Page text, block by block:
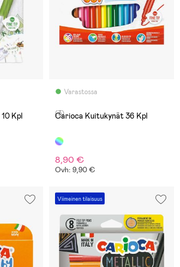
Kpl
Varastossa
(3)
Carioca Kuitukynät 36 Kpl
8,90 €
Ovh: 9,90 €
Viimeinen tilaisuus